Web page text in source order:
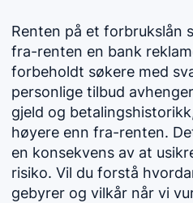
Renten på et forbrukslån
fra-renten en bank
forbeholdt søkere med
personlige tilbud
gjeld og
høyere enn fra-renten.
en konsekvens av at
risiko. Vil du forstå
gebyrer og vilkår når vi